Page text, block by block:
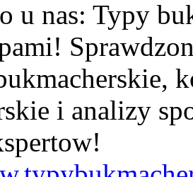
u nas: Typy
i analizy